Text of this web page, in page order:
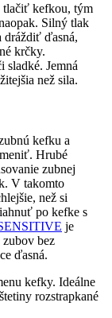
tlačiť kefkou, tým
Silný tlak
dráždiť ďasná,
krčky.
Jemná
než sila.
kefku a
Hrubé
zubnej
V takomto
než si
po kefke s
je
bez
ďasná.
kefky. Ideálne
rozstrapkané